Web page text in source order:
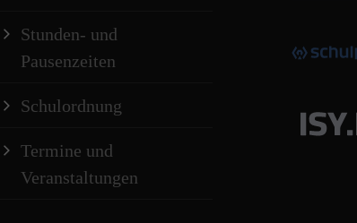
Stunden- und
Pausenzeiten
Schulordnung
Termine und
Veranstaltungen